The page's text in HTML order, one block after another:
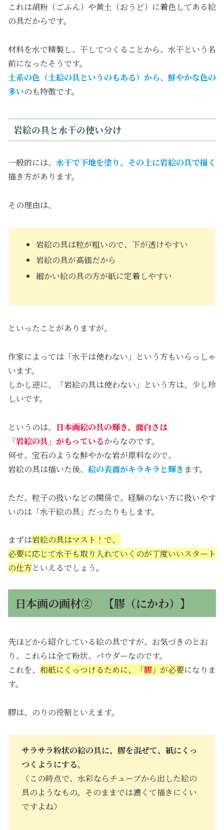
これは胡粉（ごふん）や黄土（おうど）に着色してある絵
の具だからです。
材料を水で精製し、干してつくることから、水干という名
前になったそうです。
土系の色（土絵の具というのもある）から、鮮やかな色の
多いのも特徴です。
岩絵の具と水干の使い分け
一般的には、 水干で下地を塗り、その上に岩絵の具で描く
描き方があります。
その理由は、
岩絵の具は粒が粗いので、下が透けやすい
岩絵の具が高価だから
細かい絵の具の方が紙に定着しやすい
といったことがありますが、
作家によっては「水干は使わない」という方もいらっしゃ
います。
しかし逆に、「岩絵の具は使わない」という方は、少し珍
しいです。
というのは、
日本画絵の具の輝き、面白さは
「岩絵の具」がもっているからなのです。
何せ、宝石のような鮮やかな岩が原料なので、
岩絵の具は描いた後、 絵の表面がキラキラと輝き ます。
ただ、粒子の扱いなどの関係で、経験のない方に扱いやす
いのは「水干絵の具」だったりもします。
まずは岩絵の具はマスト！で、
必要に応じて水干も取り入れていくのが丁度いいスタート
の仕方といえるでしょう。
日本画の画材② 【膠（にかわ）】
先ほどから紹介している絵の具ですが、お気づきのとお
り、これらは全て粉状、パウダーなのです。
これを、 和紙にくっつけるために、「膠 」が必要になりま
す。
膠は、のりの役割といえます。
サラサラ粉状の絵の具に、膠を混ぜて、紙にくっ
つくようにする。
（この時点で、水彩ならチューブから出した絵の
具のようなもの。そのままでは濃くて描きにくい
ですよね）